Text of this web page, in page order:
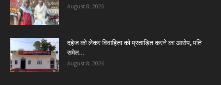
August 8, 2026
दहेज को लेकर विवाहिता को प्रताड़ित करने का आरोप, पति
समेत...
August 8, 2026